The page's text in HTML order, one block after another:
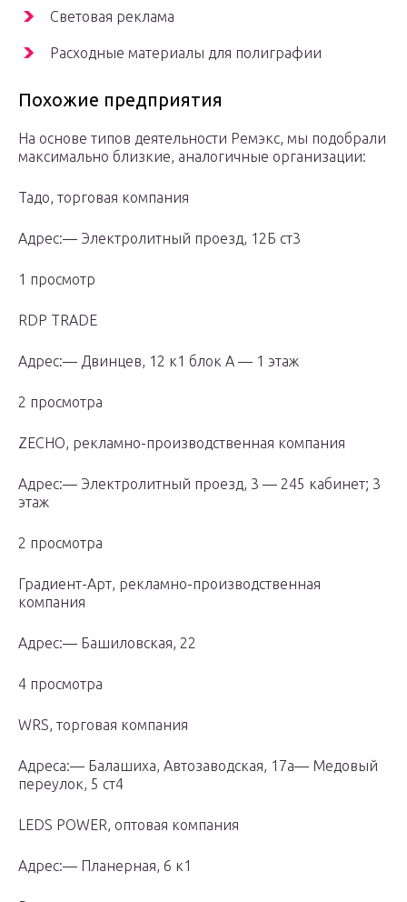
Световая реклама
Расходные материалы для полиграфии
Похожие предприятия
На основе типов деятельности Ремэкс, мы подобрали
максимально близкие, аналогичные организации:
Тадо, торговая компания
Адрес:— Электролитный проезд, 12Б ст3
1 просмотр
RDP TRADE
Адрес:— Двинцев, 12 к1 блок А — 1 этаж
2 просмотра
ZECHO, рекламно-производственная компания
Адрес:— Электролитный проезд, 3 — 245 кабинет; 3
этаж
2 просмотра
Градиент-Арт, рекламно-производственная
компания
Адрес:— Башиловская, 22
4 просмотра
WRS, торговая компания
Адреса:— Балашиха, Автозаводская, 17а— Медовый
переулок, 5 ст4
LEDS POWER, оптовая компания
Адрес:— Планерная, 6 к1